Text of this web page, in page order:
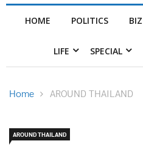
HOME POLITICS BIZ
LIFE SPECIAL
Home AROUND THAILAND
AROUND THAILAND